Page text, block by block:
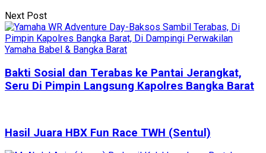
Next Post
Bakti Sosial dan Terabas ke Pantai Jerangkat,
Seru Di Pimpin Langsung Kapolres Bangka Barat
Hasil Juara HBX Fun Race TWH (Sentul)